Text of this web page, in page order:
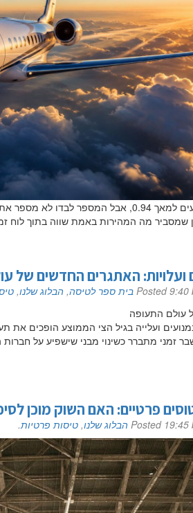
יש מטוסי מנהלים שמגיעים למאך 0.94, אבל
שמסביר מה המהירות באמת שווה בתוך לוח
ועלויות: האתגרים החדשים של
Posted9:40 בית ספר לטיסה, הבלוג שלנו,
ועלייה בגיל הצי הממוצע הופכים
זמני מתברר כשינוי מבני שישפיע על
פרטיים: האם השוק מוכן
Posted 19:45 הבלוג שלנו, טיסות פרטיות.